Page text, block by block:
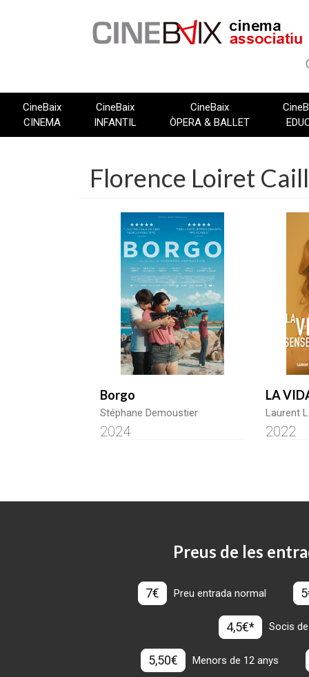
CineBaix
CINEMA
CineBaix
INFANTIL
CineBaix
ÒPERA & BALLET
Florence Loiret
Borgo
Stéphane Demoustier
2024
LA
Laurent
2022
Preus de les
7€ Preu entrada normal
4,5€* Socis
5,50€ Menors de 12 anys